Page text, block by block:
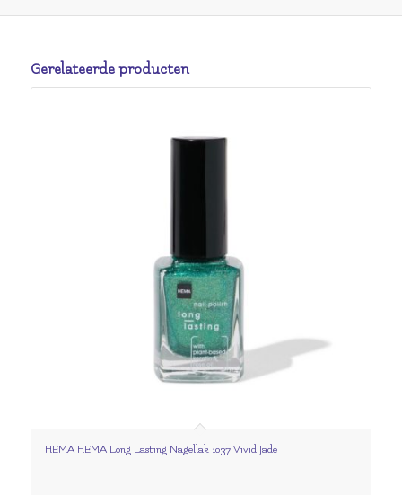
Gerelateerde producten
HEMA HEMA Long Lasting Nagellak 1037 Vivid Jade